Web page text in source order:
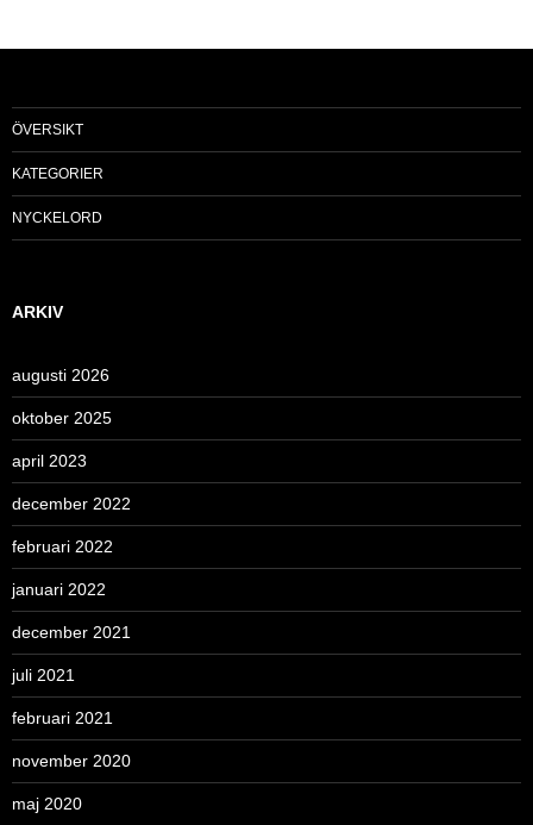
ÖVERSIKT
KATEGORIER
NYCKELORD
ARKIV
augusti 2026
oktober 2025
april 2023
december 2022
februari 2022
januari 2022
december 2021
juli 2021
februari 2021
november 2020
maj 2020